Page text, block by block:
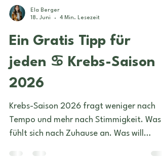
Ela Berger
18. Juni
4 Min. Lesezeit
Ein Gratis Tipp für
jeden ♋️ Krebs-Saison
2026
Krebs-Saison 2026 fragt weniger nach